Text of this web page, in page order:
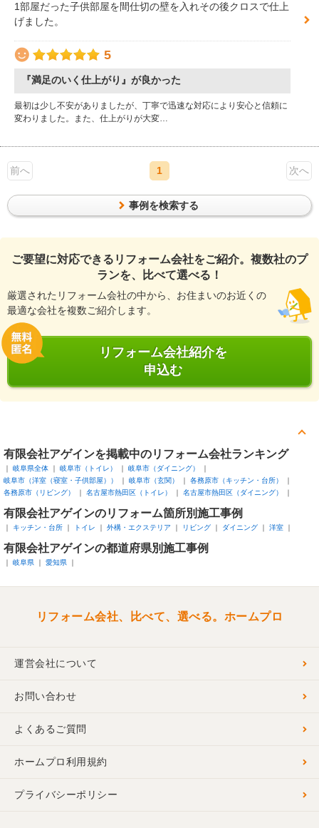
1部屋だった子供部屋を間仕切の壁を入れその後クロスで仕上
げました。
5
『満足のいく仕上がり』が良かった
最初は少し不安がありましたが、丁寧で迅速な対応により安心と信頼に
変わりました。また、仕上がりが大変…
前へ 1 次へ
事例を検索する
ご要望に対応できるリフォーム会社をご紹介。複数社のプ
ランを、比べて選べる！
厳選されたリフォーム会社の中から、お住まいのお近くの
最適な会社を複数ご紹介します。
リフォーム会社紹介を
申込む
有限会社アゲインを掲載中のリフォーム会社ランキング
岐阜県全体 岐阜市（トイレ）
岐阜市（ダイニング）
岐阜市（洋室（寝室・子供部屋））
岐阜市（玄関）
各務原市（キッチン・台所）
各務原市（リビング）
名古屋市熱田区（トイレ） 名古屋市熱田区（ダイニング）
有限会社アゲインのリフォーム箇所別施工事例
キッチン・台所 トイレ 外構・エクステリア リビング ダイニング 洋室
有限会社アゲインの都道府県別施工事例
岐阜県 愛知県
リフォーム会社、比べて、選べる。ホームプロ
運営会社について
お問い合わせ
よくあるご質問
ホームプロ利用規約
プライバシーポリシー